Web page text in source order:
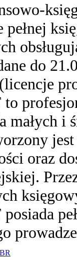
pełnej
do
małych i
oraz